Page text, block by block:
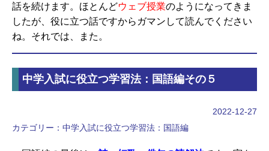
話を続けます。ほとんどウェブ授業のようになってきま
したが、役に立つ話ですからガマンして読んでください
ね。それでは、また。
中学入試に役立つ学習法：国語編その５
2022-12-27
カテゴリー： 中学入試に役立つ学習法：国語編